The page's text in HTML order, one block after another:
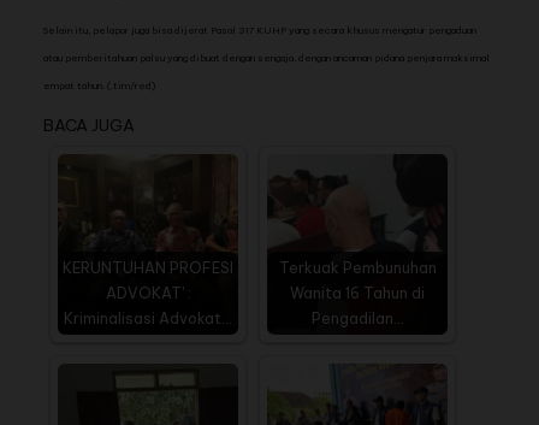
Selain itu, pelapor juga bisa dijerat Pasal 317 KUHP yang secara khusus mengatur pengaduan
atau pemberitahuan palsu yang dibuat dengan sengaja, dengan ancaman pidana penjara maksimal
empat tahun. (.tim/red)
BACA JUGA
KERUNTUHAN PROFESI
ADVOKAT' :
Kriminalisasi Advokat…
Terkuak Pembunuhan
Wanita 16 Tahun di
Pengadilan…